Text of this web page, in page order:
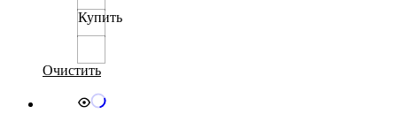
Купить
Очистить